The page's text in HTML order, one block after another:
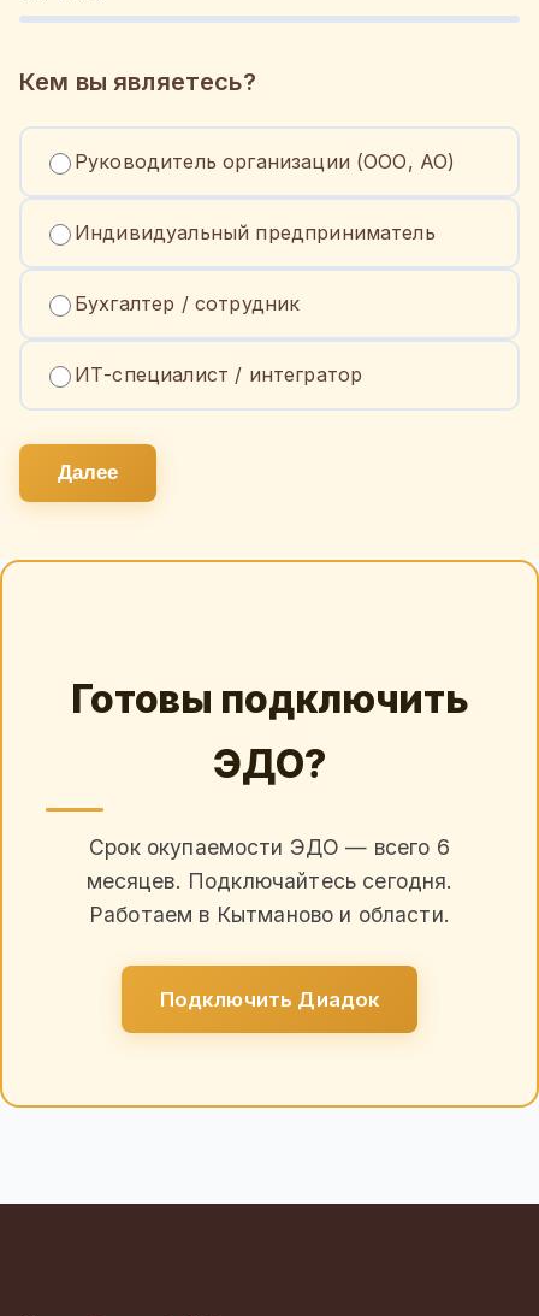
Кем вы являетесь?
Руководитель организации (ООО, АО)
Индивидуальный предприниматель
Бухгалтер / сотрудник
ИТ-специалист / интегратор
Далее
Готовы подключить
ЭДО?
Срок окупаемости ЭДО — всего 6
месяцев. Подключайтесь сегодня.
Работаем в Кытманово и области.
Подключить Диадок